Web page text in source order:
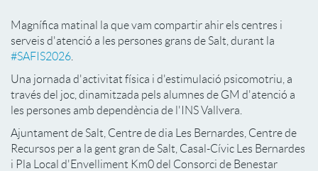
Magnífica matinal la que vam compartir ahir els centres i
serveis d'atenció a les persones grans de Salt, durant la
#SAFIS2026
Una jornada d'activitat física i d'estimulació psicomotriu, a
través del joc, dinamitzada pels alumnes de GM d'atenció a
les persones amb dependència de l'INS Vallvera.
Ajuntament de Salt, Centre de dia Les Bernardes, Centre de
Recursos per a la gent gran de Salt, Casal-Cívic Les Bernardes
i Pla Local d'Envelliment Km0 del Consorci de Benestar